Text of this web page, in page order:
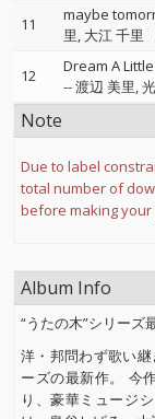
11 maybe
里 大江 千里
12
Dream A
--渡辺 美里
Note
Due to label
total number of
before making your
Album Info
“うたの木”シリーズ
洋・邦問わず歌い
ーズの最新作。 今
り、豪華ミュージ